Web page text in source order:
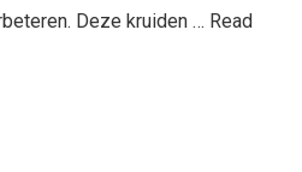
Deze kruiden … Read